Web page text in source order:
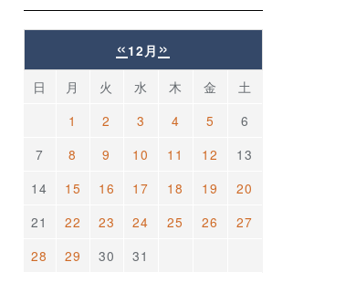
« 12月 »
日 月 火 水 木 金
土
1
2 3 4 5
6
7
8 9 10 11 12
13
14
15 16 17 18 19
20
21
22 23 24 25 26
27
28
29 30 31